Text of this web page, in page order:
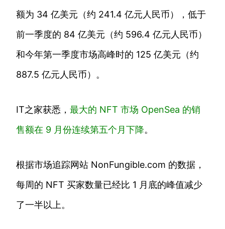
额为 34 亿美元（约 241.4 亿元人民币），低于
前一季度的 84 亿美元（约 596.4 亿元人民币）
和今年第一季度市场高峰时的 125 亿美元（约
887.5 亿元人民币）。
IT之家获悉， 最大的 NFT 市场 OpenSea 的销
售额在 9 月份连续第五个月下降。
根据市场追踪网站 NonFungible.com 的数据，
每周的 NFT 买家数量已经比 1 月底的峰值减少
了一半以上。